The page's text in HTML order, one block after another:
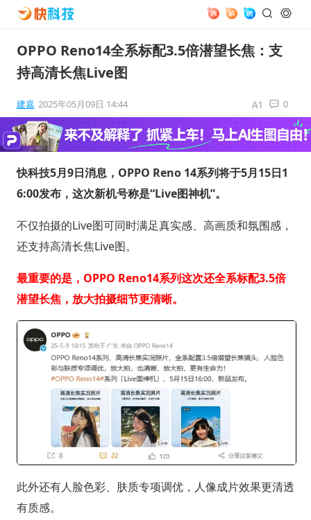
OPPO Reno14全系标配3.5倍潜望长焦：支
持高清长焦Live图
建嘉 2025年05月09日 14:44 0
快科技5月9日消息，OPPO Reno 14系列将于5月15日1
6:00发布，这次新机号称是“Live图神机”。
不仅拍摄的Live图可同时满足真实感、高画质和氛围感，
还支持高清长焦Live图。
最重要的是，OPPO Reno14系列这次还全系标配3.5倍
潜望长焦，放大拍摄细节更清晰。
此外还有人脸色彩、肤质专项调优，人像成片效果更清透
有质感。